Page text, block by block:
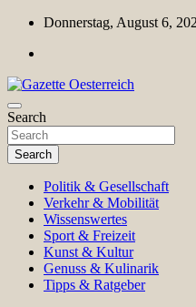
Skip
content
Donnerstag, August 6,
Gazette Oesterreich
Magazin für Freizeit, Politik,
Search
Search
Politik & Gesellschaft
Verkehr & Mobilität
Wissenswertes
Sport & Freizeit
Kunst & Kultur
Genuss & Kulinarik
Tipps & Ratgeber